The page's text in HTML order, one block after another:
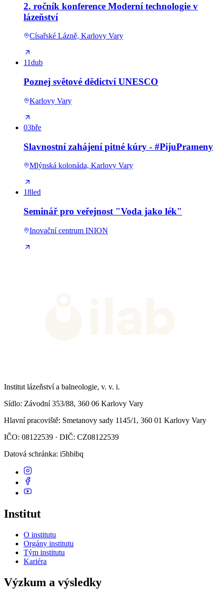
2. ročník konference Moderní technologie v
lázeňství
Císařské Lázně, Karlovy Vary
11dub
Poznej světové dědictví UNESCO
Karlovy Vary
03bře
Slavnostní zahájení pitné kúry - #PijuPrameny
Mlýnská kolonáda, Karlovy Vary
18led
Seminář pro veřejnost "Voda jako lék"
Inovační centrum INION
Institut lázeňství a balneologie, v. v. i.
Sídlo: Závodní 353/88, 360 06 Karlovy Vary
Hlavní pracoviště: Smetanovy sady 1145/1, 360 01 Karlovy Vary
IČO: 08122539 · DIČ: CZ08122539
Datová schránka: i5hbibq
Institut
O institutu
Orgány institutu
Tým institutu
Kariéra
Výzkum a výsledky